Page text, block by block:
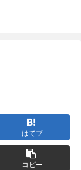
はてブ
コピー